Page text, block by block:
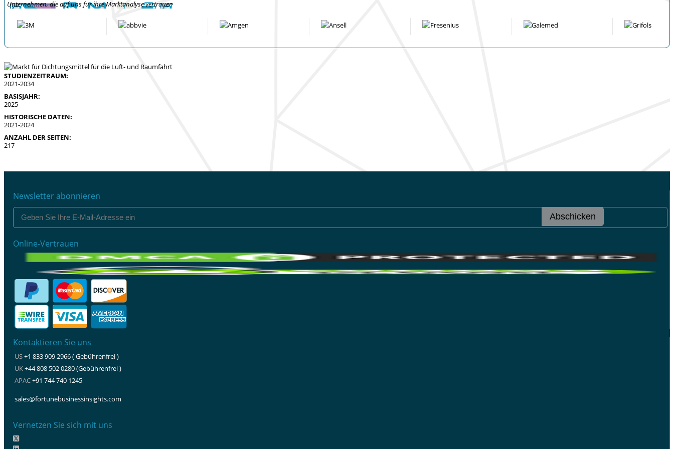
Unternehmen, die auf uns für ihre Marktanalyse vertrauen
STUDIENZEITRAUM:
2021-2034
BASISJAHR:
2025
HISTORISCHE DATEN:
2021-2024
ANZAHL DER SEITEN:
217
Newsletter abonnieren
Abschicken
Online-Vertrauen
Kontaktieren Sie uns
US+1 833 909 2966 ( Gebührenfrei )
UK+44 808 502 0280 (Gebührenfrei )
APAC+91 744 740 1245
sales@fortunebusinessinsights.com
Vernetzen Sie sich mit uns